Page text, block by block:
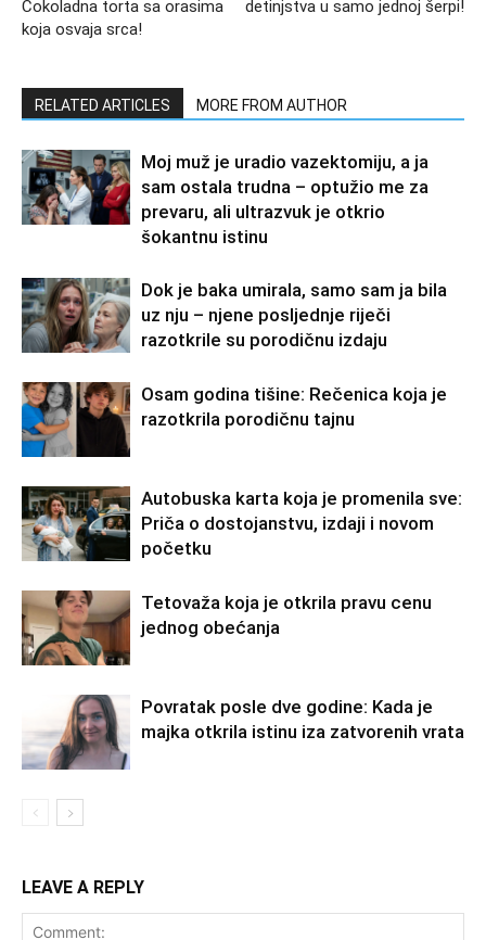
Čokoladna torta sa orasima
koja osvaja srca!
detinjstva u samo jednoj šerpi!
RELATED ARTICLES MORE FROM AUTHOR
Moj muž je uradio vazektomiju, a ja
sam ostala trudna – optužio me za
prevaru, ali ultrazvuk je otkrio
šokantnu istinu
Dok je baka umirala, samo sam ja bila
uz nju – njene posljednje riječi
razotkrile su porodičnu izdaju
Osam godina tišine: Rečenica koja je
razotkrila porodičnu tajnu
Autobuska karta koja je promenila sve:
Priča o dostojanstvu, izdaji i novom
početku
Tetovaža koja je otkrila pravu cenu
jednog obećanja
Povratak posle dve godine: Kada je
majka otkrila istinu iza zatvorenih vrata
LEAVE A REPLY